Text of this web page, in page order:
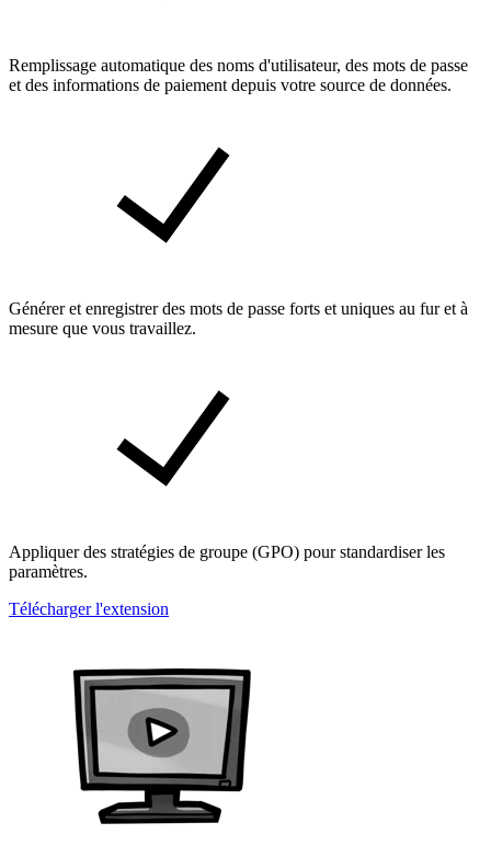
Remplissage automatique des noms d'utilisateur, des mots de passe
et des informations de paiement depuis votre source de données.
Générer et enregistrer des mots de passe forts et uniques au fur et à
mesure que vous travaillez.
Appliquer des stratégies de groupe (GPO) pour standardiser les
paramètres.
Télécharger l'extension